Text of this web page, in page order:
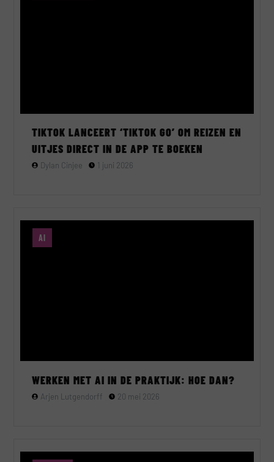
TIKTOK LANCEERT ‘TIKTOK GO’ OM REIZEN EN
UITJES DIRECT IN DE APP TE BOEKEN
Dylan Cinjee 1 juni 2026
AI
WERKEN MET AI IN DE PRAKTIJK: HOE DAN?
Arjen Lutgendorff 20 mei 2026